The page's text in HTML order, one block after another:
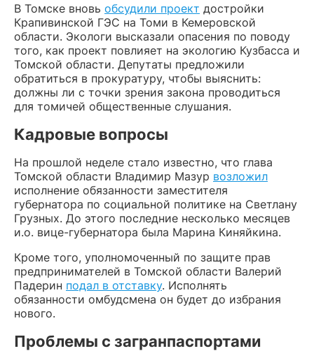
В Томске вновь обсудили проект достройки
Крапивинской ГЭС на Томи в Кемеровской
области. Экологи высказали опасения по поводу
того, как проект повлияет на экологию Кузбасса и
Томской области. Депутаты предложили
обратиться в прокуратуру, чтобы выяснить:
должны ли с точки зрения закона проводиться
для томичей общественные слушания.
Кадровые вопросы
На прошлой неделе стало известно, что глава
Томской области Владимир Мазур возложил
исполнение обязанности заместителя
губернатора по социальной политике на Светлану
Грузных. До этого последние несколько месяцев
и.о. вице-губернатора была Марина Киняйкина.
Кроме того, уполномоченный по защите прав
предпринимателей в Томской области Валерий
Падерин подал в отставку. Исполнять
обязанности омбудсмена он будет до избрания
нового.
Проблемы с загранпаспортами